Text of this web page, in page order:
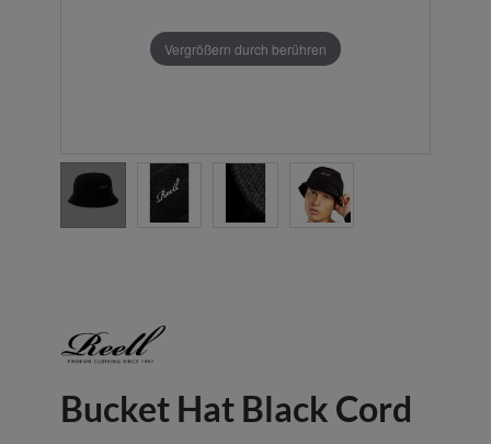
Vergrößern durch berühren
Bucket Hat Black Cord